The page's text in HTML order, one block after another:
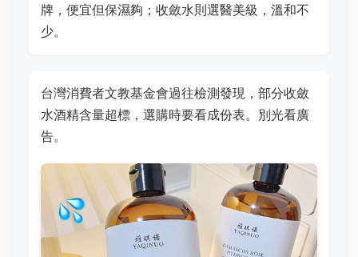
牌，便宜但保濕夠；收斂水則選醫美級，溫和不
少。
台灣消費者文教基金會過往檢測發現，部分收斂
水酒精含量超標，選購時要看成份表。別光看廣
告。